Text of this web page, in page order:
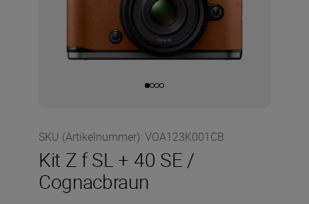
SKU (Artikelnummer): VOA123K001CB
Kit Z f SL + 40 SE /
Cognacbraun